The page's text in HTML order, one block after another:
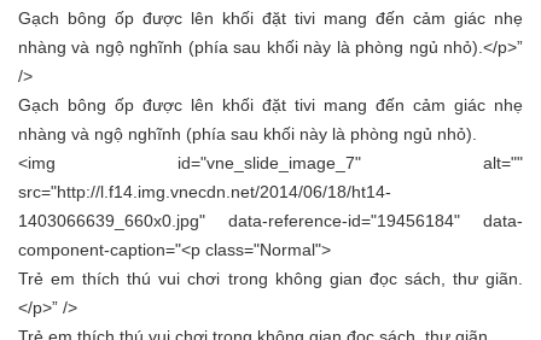
Gạch bông ốp được lên khối đặt tivi mang đến cảm giác nhẹ
nhàng và ngộ nghĩnh (phía sau khối này là phòng ngủ nhỏ).</p>”
/>
Gạch bông ốp được lên khối đặt tivi mang đến cảm giác nhẹ
nhàng và ngộ nghĩnh (phía sau khối này là phòng ngủ nhỏ).
<img id="vne_slide_image_7" alt=""
src="http://l.f14.img.vnecdn.net/2014/06/18/ht14-
1403066639_660x0.jpg" data-reference-id="19456184" data-
component-caption="<p class="Normal">
Trẻ em thích thú vui chơi trong không gian đọc sách, thư giãn.
</p>” />